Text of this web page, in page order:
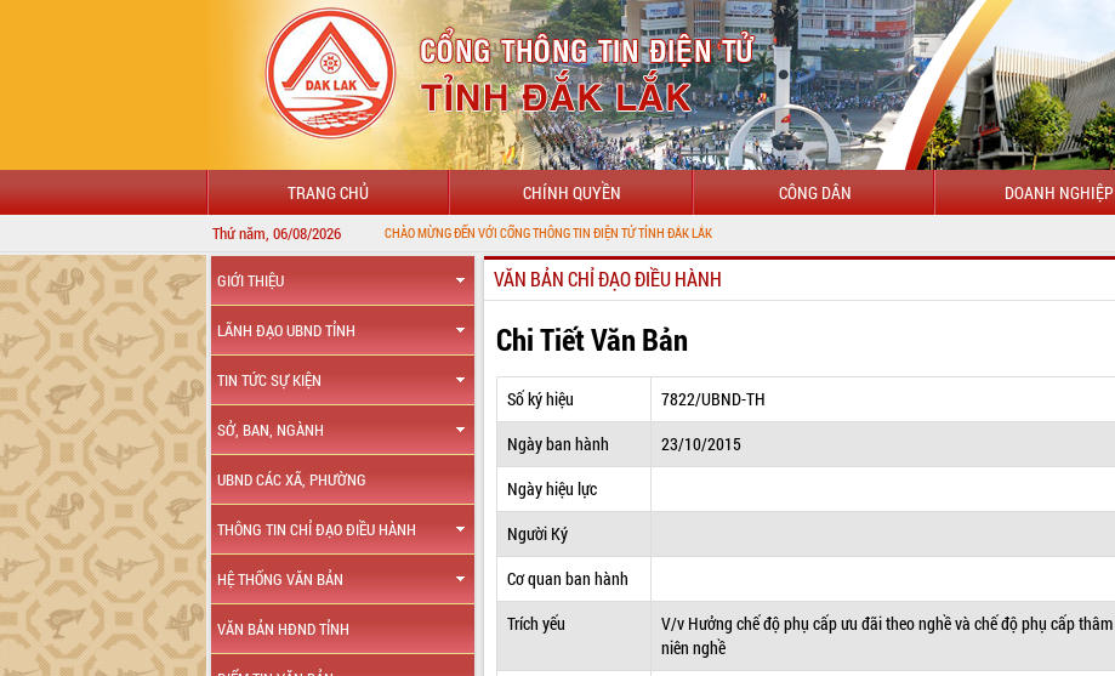
TRANG CHỦ CHÍNH QUYỀN CÔNG DÂN DOANH NGHIỆP
Thứ năm, 06/08/2026CHÀO MỪNG ĐẾN VỚI CỔNG THÔNG TIN ĐIỆN TỬ TỈNH ĐẮK LẮK
GIỚI THIỆU
LÃNH ĐẠO UBND TỈNH
TIN TỨC SỰ KIỆN
SỞ, BAN, NGÀNH
UBND CÁC XÃ, PHƯỜNG
THÔNG TIN CHỈ ĐẠO ĐIỀU HÀNH
HỆ THỐNG VĂN BẢN
VĂN BẢN HĐND TỈNH
VĂN BẢN CHỈ ĐẠO ĐIỀU HÀNH
Chi Tiết Văn Bản
Số ký hiệu
7822/UBND-TH
Ngày ban hành
23/10/2015
Ngày hiệu lực
Người Ký
Cơ quan ban hành
Trích yếu
V/v Hưởng chế độ phụ cấp ưu đãi theo nghề và chế độ phụ cấp thâm
niên nghề